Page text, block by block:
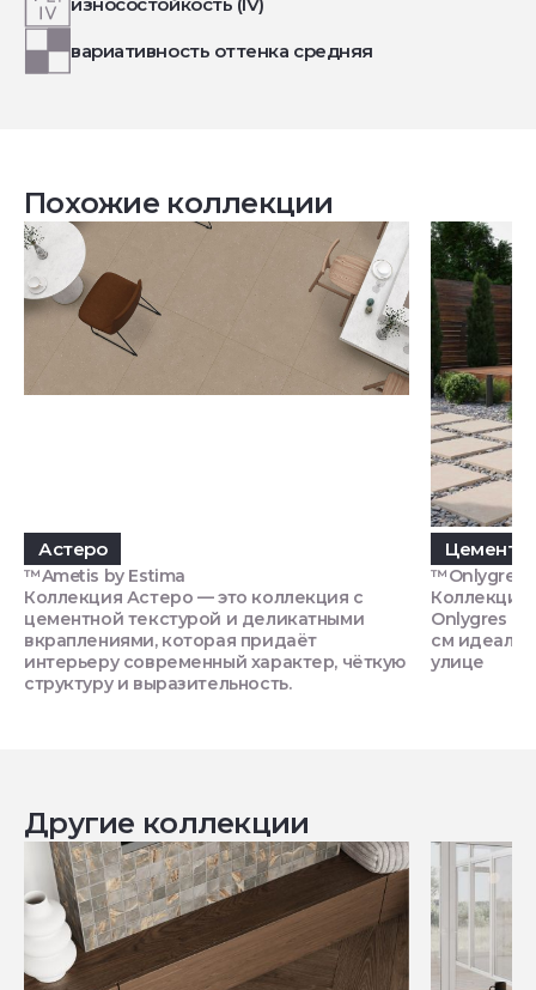
вариативность оттенка средняя
Похожие коллекции
Астеро
™Ametis by Estima
Коллекция Астеро — это коллекция с
цементной текстурой и деликатными
вкраплениями, которая придаёт
интерьеру современный характер, чёткую
структуру и выразительность.
Цемент
™Onlygres
Коллекция
Onlygres
см
улице
Другие коллекции